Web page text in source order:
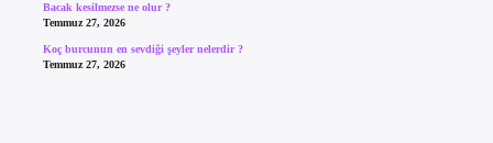
Bacak kesilmezse ne olur ?
Temmuz 27, 2026
Koç burcunun en sevdiği şeyler nelerdir ?
Temmuz 27, 2026